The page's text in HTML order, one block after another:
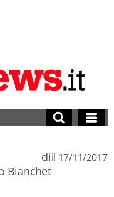
di
Bianchet
il 17/11/2017